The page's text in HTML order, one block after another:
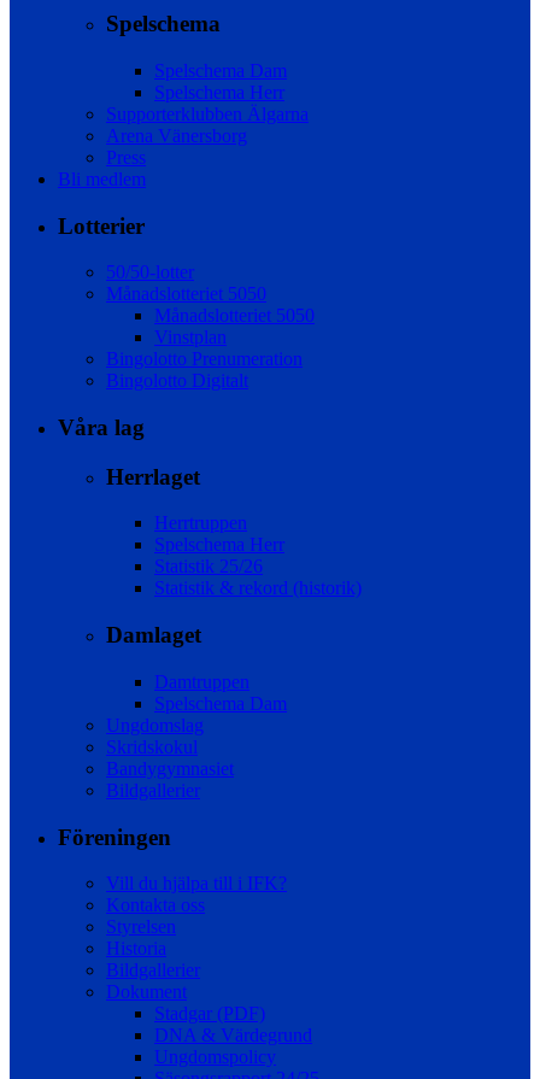
Spelschema
Spelschema Dam
Spelschema Herr
Supporterklubben Älgarna
Arena Vänersborg
Press
Bli medlem
Lotterier
50/50-lotter
Månadslotteriet 5050
Månadslotteriet 5050
Vinstplan
Bingolotto Prenumeration
Bingolotto Digitalt
Våra lag
Herrlaget
Herrtruppen
Spelschema Herr
Statistik 25/26
Statistik & rekord (historik)
Damlaget
Damtruppen
Spelschema Dam
Ungdomslag
Skridskokul
Bandygymnasiet
Bildgallerier
Föreningen
Vill du hjälpa till i IFK?
Kontakta oss
Styrelsen
Historia
Bildgallerier
Dokument
Stadgar (PDF)
DNA & Värdegrund
Ungdomspolicy